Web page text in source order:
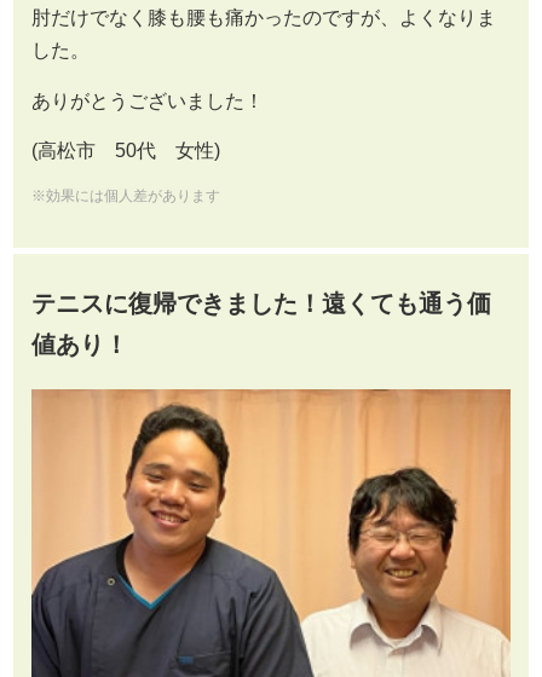
肘だけでなく膝も腰も痛かったのですが、よくなりま
した。
ありがとうございました！
(高松市 50代 女性)
※効果には個人差があります
テニスに復帰できました！遠くても通う価
値あり！